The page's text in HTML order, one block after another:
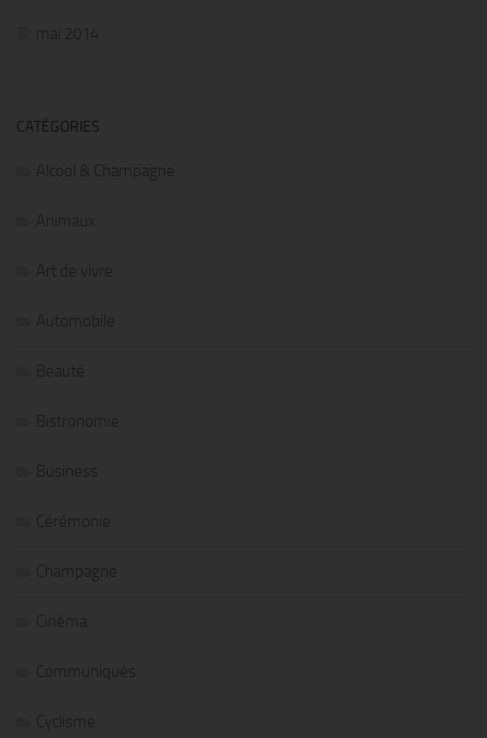
mai 2014
CATÉGORIES
Alcool & Champagne
Animaux
Art de vivre
Automobile
Beauté
Bistronomie
Business
Cérémonie
Champagne
Cinéma
Communiqués
Cyclisme